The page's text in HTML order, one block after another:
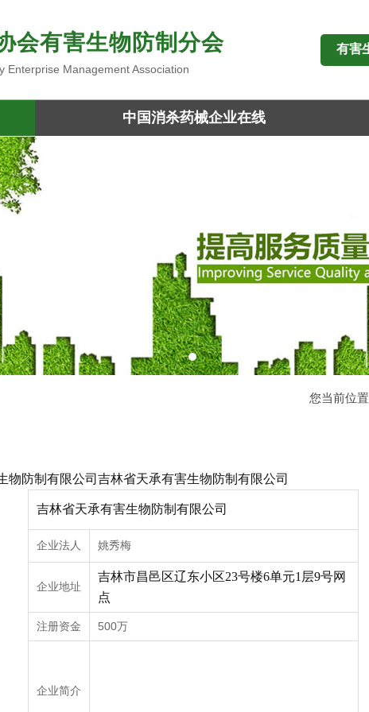
会有害生物防制分会 有害
Enterprise Management Association
中国消杀药械企业在线
您当前位
物防制有限公司 吉林省天承有害生物防制有限公司
吉林省天承有害生物防制有限公司
企业法人 姚秀梅
企业地址
吉林市昌邑区辽东小区23号楼6单元1层9号网
点
注册资金 500万
企业简介